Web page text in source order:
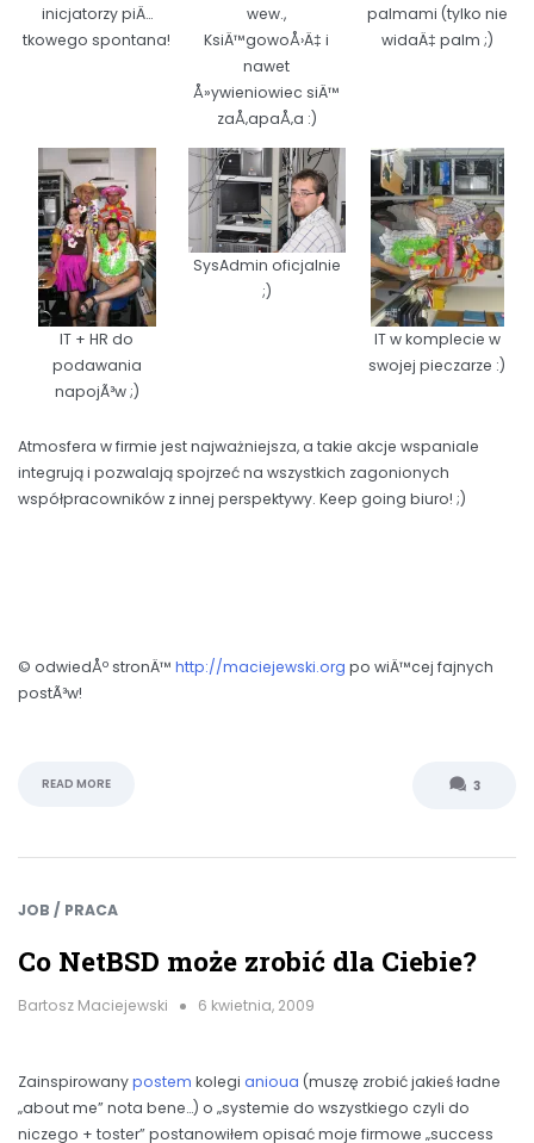
inicjatorzy piÄ…
tkowego spontana!
wew.,
KsiÄ™gowoÅ›Ä‡ i
nawet
Å»ywieniowiec siÄ™
zaÅ‚apaÅ‚a :)
palmami (tylko nie
widaÄ‡ palm ;)
IT + HR do
podawania
napojÃ³w ;)
SysAdmin oficjalnie
;)
IT w komplecie w
swojej pieczarze :)
Atmosfera w firmie jest najważniejsza, a takie akcje wspaniale
integrują i pozwalają spojrzeć na wszystkich zagonionych
współpracowników z innej perspektywy. Keep going biuro! ;)
© odwiedÅº stronÄ™ http://maciejewski.org po wiÄ™cej fajnych
postÃ³w!
READ MORE 3
JOB / PRACA
Co NetBSD może zrobić dla Ciebie?
Bartosz Maciejewski 6 kwietnia, 2009
Zainspirowanypostem kolegi anioua (muszę zrobić jakieś ładne
„about me” nota bene…) o „systemie do wszystkiego czyli do
niczego + toster” postanowiłem opisać moje firmowe „success